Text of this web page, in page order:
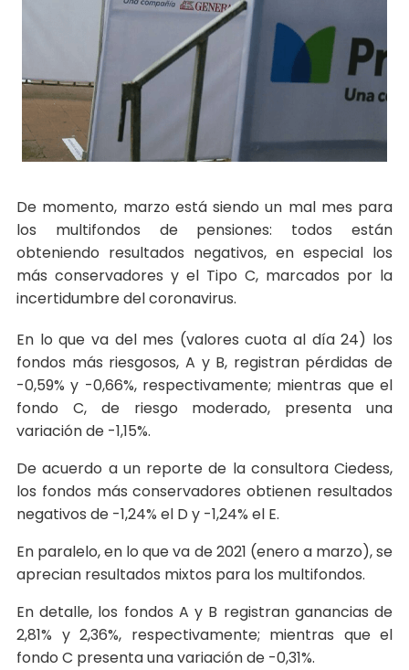
De momento, marzo está siendo un mal mes para
los multifondos de pensiones: todos están
obteniendo resultados negativos, en especial los
más conservadores y el Tipo C, marcados por la
incertidumbre del coronavirus.
En lo que va del mes (valores cuota al día 24) los
fondos más riesgosos, A y B, registran pérdidas de
-0,59% y -0,66%, respectivamente; mientras que el
fondo C, de riesgo moderado, presenta una
variación de -1,15%.
De acuerdo a un reporte de la consultora Ciedess,
los fondos más conservadores obtienen resultados
negativos de -1,24% el D y -1,24% el E.
En paralelo, en lo que va de 2021 (enero a marzo), se
aprecian resultados mixtos para los multifondos.
En detalle, los fondos A y B registran ganancias de
2,81% y 2,36%, respectivamente; mientras que el
fondo C presenta una variación de -0,31%.